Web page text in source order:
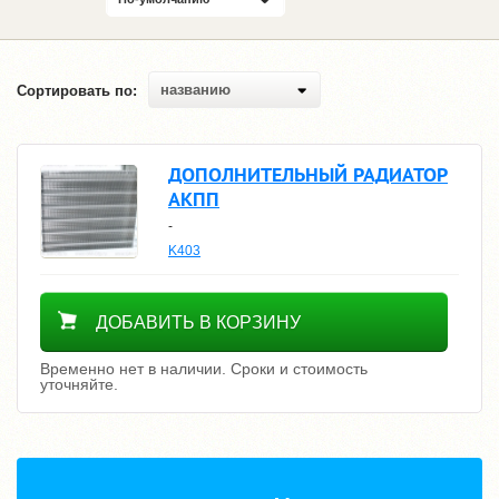
Сортировать по: названию
ДОПОЛНИТЕЛЬНЫЙ РАДИАТОР
АКПП
-
K403
Уточнить цену
ДОБАВИТЬ В КОРЗИНУ
Временно нет в наличии. Сроки и стоимость
уточняйте.